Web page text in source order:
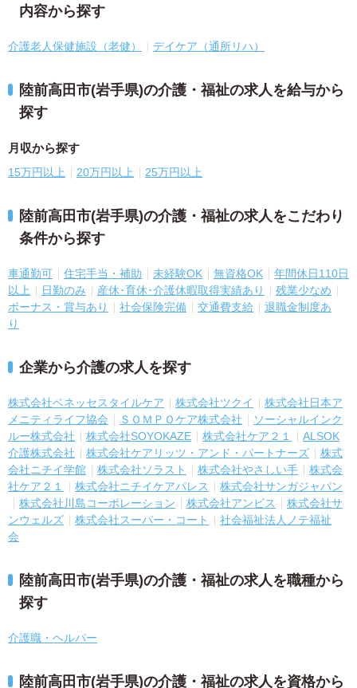
内容から探す
介護老人保健施設（老健） デイケア（通所リハ）
陸前高田市(岩手県)の介護・福祉の求人を給与から
探す
月収から探す
15万円以上 20万円以上 25万円以上
陸前高田市(岩手県)の介護・福祉の求人をこだわり
条件から探す
車通勤可 住宅手当・補助 未経験OK 無資格OK
年間休日110日
以上
日勤のみ 産休･育休･介護休暇取得実績あり
残業少なめ
ボーナス・賞与あり
社会保険完備 交通費支給
退職金制度あ
り
企業から介護の求人を探す
株式会社ベネッセスタイルケア 株式会社ツクイ
株式会社日本ア
メニティライフ協会
ＳＯＭＰＯケア株式会社
ソーシャルインク
ルー株式会社
株式会社SOYOKAZE 株式会社ケア２１
ALSOK
介護株式会社
株式会社ケアリッツ・アンド・パートナーズ
株式
会社ニチイ学館
株式会社ソラスト 株式会社やさしい手
株式会
社ケア２１
株式会社ニチイケアパレス
株式会社サンガジャパン
株式会社川島コーポレーション
株式会社アンビス
株式会社サ
ンウェルズ
株式会社スーパー・コート
社会福祉法人ノテ福祉
会
陸前高田市(岩手県)の介護・福祉の求人を職種から
探す
介護職・ヘルパー
陸前高田市(岩手県)の介護・福祉の求人を資格から